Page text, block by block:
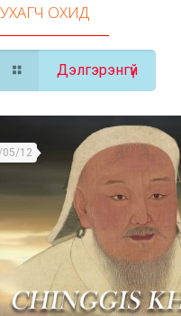
ОХИД
Дэлгэрэнгүй
05/12